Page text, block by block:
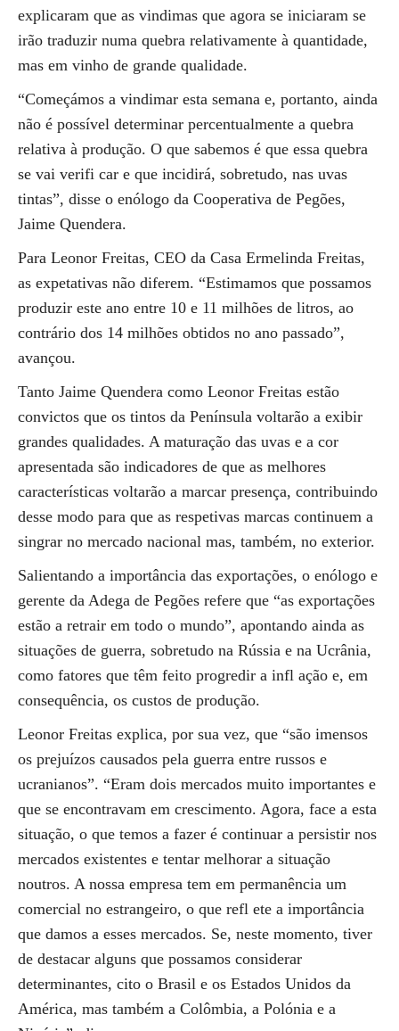
explicaram que as vindimas que agora se iniciaram se
irão traduzir numa quebra relativamente à quantidade,
mas em vinho de grande qualidade.
“Começámos a vindimar esta semana e, portanto, ainda
não é possível determinar percentualmente a quebra
relativa à produção. O que sabemos é que essa quebra
se vai verifi car e que incidirá, sobretudo, nas uvas
tintas”, disse o enólogo da Cooperativa de Pegões,
Jaime Quendera.
Para Leonor Freitas, CEO da Casa Ermelinda Freitas,
as expetativas não diferem. “Estimamos que possamos
produzir este ano entre 10 e 11 milhões de litros, ao
contrário dos 14 milhões obtidos no ano passado”,
avançou.
Tanto Jaime Quendera como Leonor Freitas estão
convictos que os tintos da Península voltarão a exibir
grandes qualidades. A maturação das uvas e a cor
apresentada são indicadores de que as melhores
características voltarão a marcar presença, contribuindo
desse modo para que as respetivas marcas continuem a
singrar no mercado nacional mas, também, no exterior.
Salientando a importância das exportações, o enólogo e
gerente da Adega de Pegões refere que “as exportações
estão a retrair em todo o mundo”, apontando ainda as
situações de guerra, sobretudo na Rússia e na Ucrânia,
como fatores que têm feito progredir a infl ação e, em
consequência, os custos de produção.
Leonor Freitas explica, por sua vez, que “são imensos
os prejuízos causados pela guerra entre russos e
ucranianos”. “Eram dois mercados muito importantes e
que se encontravam em crescimento. Agora, face a esta
situação, o que temos a fazer é continuar a persistir nos
mercados existentes e tentar melhorar a situação
noutros. A nossa empresa tem em permanência um
comercial no estrangeiro, o que refl ete a importância
que damos a esses mercados. Se, neste momento, tiver
de destacar alguns que possamos considerar
determinantes, cito o Brasil e os Estados Unidos da
América, mas também a Colômbia, a Polónia e a